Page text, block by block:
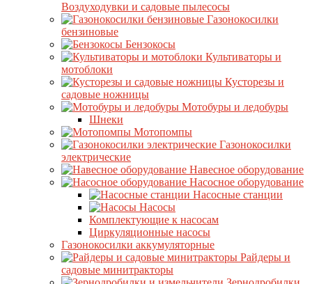
Воздуходувки и садовые пылесосы
Газонокосилки
бензиновые
Бензокосы
Культиваторы и
мотоблоки
Кусторезы и
садовые ножницы
Мотобуры и ледобуры
Шнеки
Мотопомпы
Газонокосилки
электрические
Навесное оборудование
Насосное оборудование
Насосные станции
Насосы
Комплектующие к насосам
Циркуляционные насосы
Газонокосилки аккумуляторные
Райдеры и
садовые минитракторы